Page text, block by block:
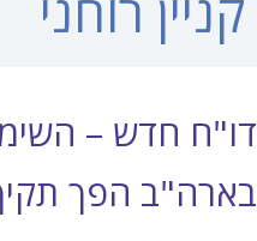
דו"ח חדש –
בארה"ב הפך